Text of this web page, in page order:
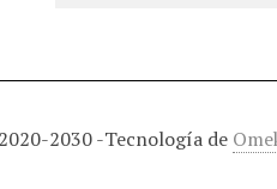
2030 -Tecnología de